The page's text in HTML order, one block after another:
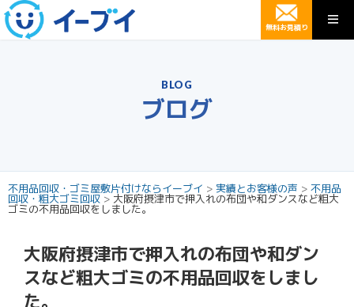
無料お見積り
BLOG
ブログ
不用品回収・ゴミ屋敷片付けならイーブイ > 実績とお客様の声 > 不用品
回収・粗大ゴミ回収 > 大阪府摂津市で押入れの布団や和ダンスなど粗大
ゴミの不用品回収をしました。
大阪府摂津市で押入れの布団や和ダン
スなど粗大ゴミの不用品回収をしまし
た。